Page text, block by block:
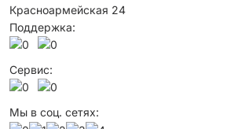
Красноармейская 24
Поддержка:
Сервис:
Мы в соц. сетях: